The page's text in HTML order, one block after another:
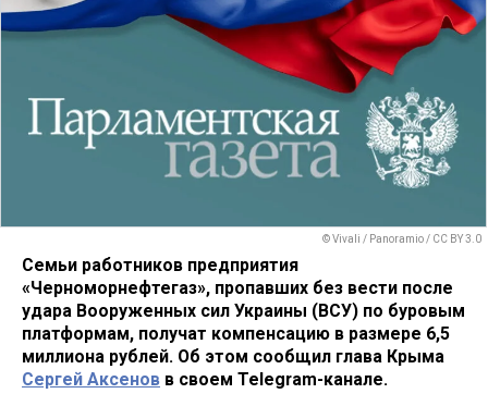
© Vivali / Panoramio / CC BY 3.0
Семьи работников предприятия
«Черноморнефтегаз», пропавших без вести после
удара Вооруженных сил Украины (ВСУ) по буровым
платформам, получат компенсацию в размере 6,5
миллиона рублей. Об этом сообщил глава Крыма
Сергей Аксенов в своем Telegram-канале.